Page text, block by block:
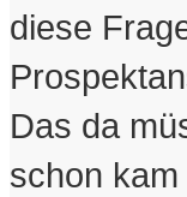
diese
Das da
schon